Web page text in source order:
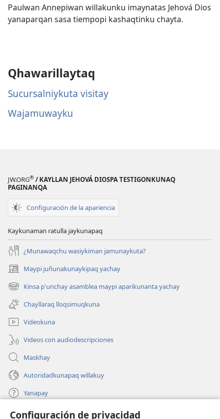
Configuración de privacidad
Paulwan Annepiwan willakunku imaynatas Jehová Dios
yanaparqan sasa tiempopi kashaqtinku chayta.
Qhawarillaytaq
Sucursalniykuta visitay
Wajamuwayku
JW.ORG® / KAYLLAN JEHOVÁ DIOSPA TESTIGONKUNAQ
PAGINANQA
Configuración de la apariencia
Kaykunaman ratulla jaykunapaq
¿Munawaqchu wasiykiman jamunaykuta?
Maypi juñunakunaykipaq yachay
(abre
una
nueva
ventana)
Kinsa p'unchay asamblea maypi aparikunanta yachay
(abre
una
nueva
ventana)
Chayllaraq lloqsimuqkuna
Videokuna
Videos con audiodescripciones
Maskhay
Autoridadkunapaq willakuy
Yanapay